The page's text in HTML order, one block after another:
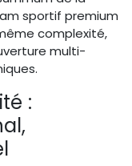
sportif premium
complexité,
multi-
: